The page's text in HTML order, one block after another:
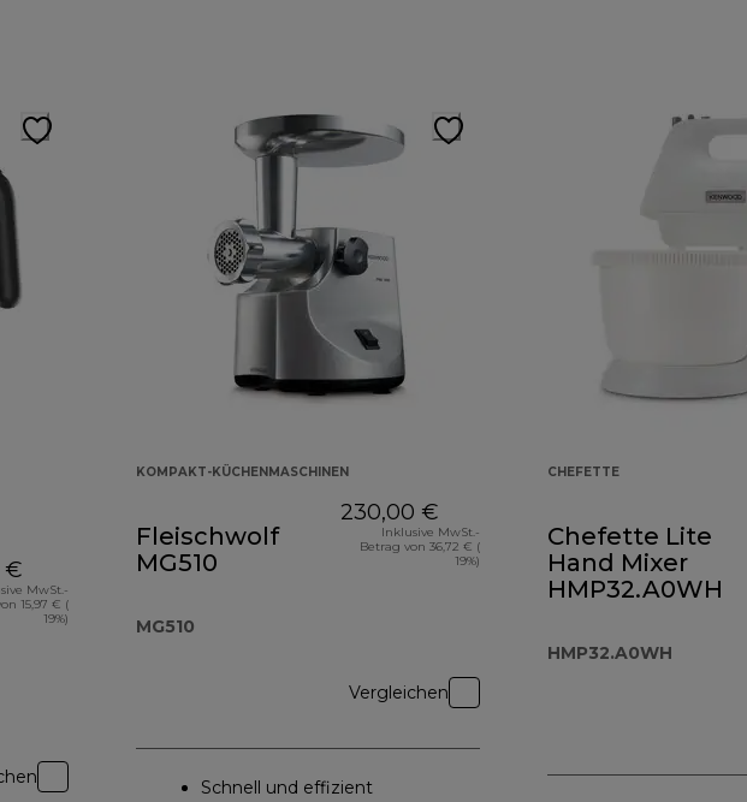
€
MwSt.-
15,97 € (
19%)
KOMPAKT-KÜCHENMASCHINEN
Fleischwolf
MG510
MG510
230,00 €
Inklusive MwSt.-
Betrag von 36,72 € (
19%)
Vergleichen
Schnell und effizient
CHEFETTE
Chefette Lite
Hand Mixer
HMP32.A0WH
HMP32.A0WH